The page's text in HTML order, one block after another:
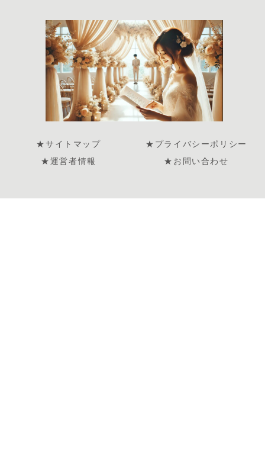
★サイトマップ
★プライバシーポリシー
★運営者情報
★お問い合わせ